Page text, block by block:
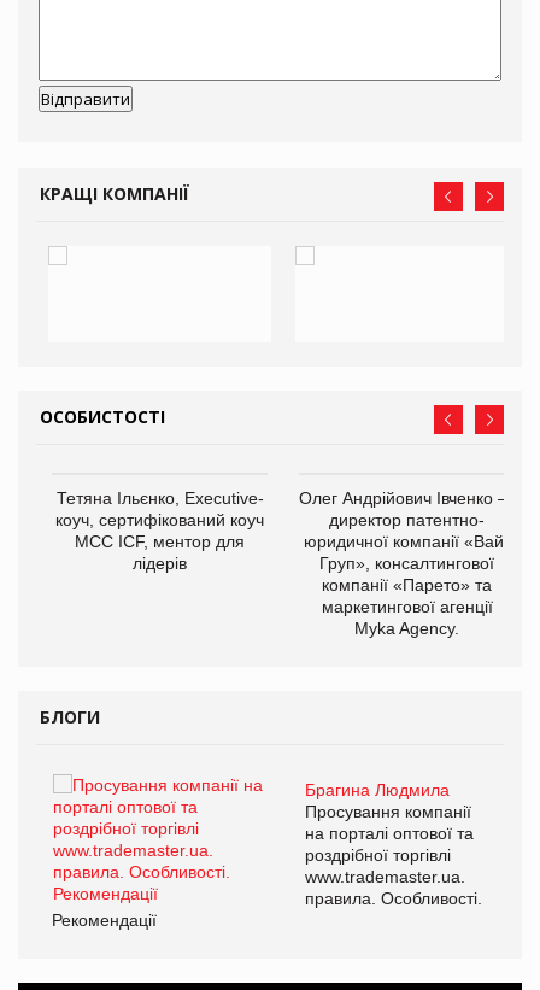
КРАЩІ КОМПАНІЇ
ОСОБИСТОСТІ
Тетяна Ільєнко, Executive-
коуч, сертифікований коуч
МСС ICF, ментор для
лідерів
Олег Андрійович Івченко —
директор патентно-
юридичної компанії «Вайз
Груп», консалтингової
компанії «Парето» та
маркетингової агенції
Myka Agency.
БЛОГИ
Брагина Людмила
Просування компанії
на порталі оптової та
роздрібної торгівлі
www.trademaster.ua.
правила. Особливості.
Рекомендації